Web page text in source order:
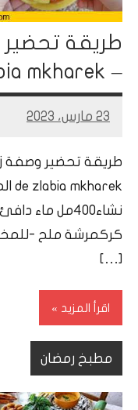
طريقة تحضير
– Recette de zlabia mkharek
23 مارس، 2023
Mohamed
[…]
اقرأ المزيد
مطبخ رمضان